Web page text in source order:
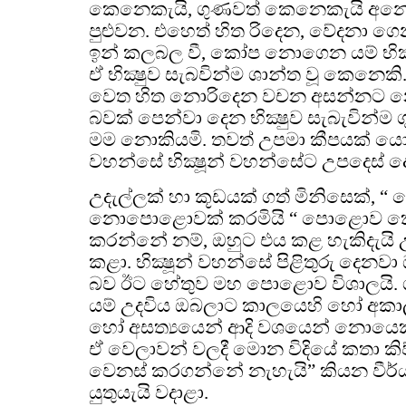
කෙනෙකැයි, ගුණවත් කෙනෙකැයි
පුළුවන. එහෙත් හිත රිදෙන, වේදනා
ඉන් කලබල වී, කෝප නොගෙන යම්
ඒ භික්‍ෂුව සැබවින්ම ශාන්ත වූ
වෙත හිත නොරිදෙන වචන අසන්නට
බවක් පෙන්වා දෙන භික්‍ෂුව
මම නොකියමි. තවත් උපමා කීපයක්
වහන්සේ භික්‍ෂූන් වහන්සේට උපදෙස්
උදැල්ලක් හා කූඩයක් ගත් මිනිසෙක්, “
නොපොළොවක් කරමියි “ පොළොව
කරන්නේ නම්, ඔහුට එය කළ හැකිදැයි
කළා. භික්‍ෂූන් වහන්සේ පිළිතුරු
බව ඊට හේතුව මහ පොළොව
යම් උදවිය ඔබලාට කාලයෙහි හෝ
හෝ අසත්‍යයෙන් ආදි වශයෙන්
ඒ වෙලාවන් වලදී මොන විදියේ කතා
වෙනස් කරගන්නේ නැහැයි” කියන
යුතුයැයි වදාළා.